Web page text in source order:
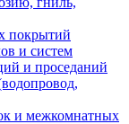
покрытий
и систем
и проседаний
и межкомнатных